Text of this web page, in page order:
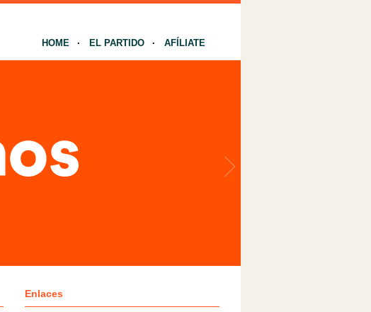
HOME EL PARTIDO AFÍLIATE
Enlaces